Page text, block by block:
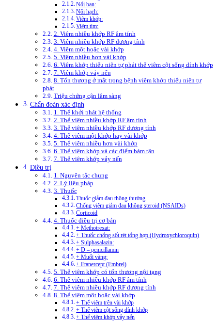
Nổi ban:
Nổi hạch:
Viêm khớp:
Viêm tim:
2. Viêm nhiều khớp RF âm tính
3. Viêm nhiều khớp RF dương tính
4. Viêm một hoặc vài khớp
5. Viêm nhiều hơn vài khớp
6. Viêm khớp thiếu niên tự phát thể viêm cột sống dính khớp
7. Viêm khớp vảy nến
8. Tổn thương ở mắt trong bệnh viêm khớp thiếu niên tự
phát
Triệu chứng cận lâm sàng
Chẩn đoán xác định
1. Thể khởi phát hệ thống
2. Thể viêm nhiều khớp RF âm tính
3. Thể viêm nhiều khớp RF dương tính
4. Thể viêm một khớp hay vài khớp
5. Thể viêm nhiều hơn vài khớp
6. Thể viêm khớp và các điểm bám tận
7. Thể viêm khớp vảy nến
Điều trị
1. Nguyên tắc chung
2. Lý liệu pháp
3. Thuốc
Thuốc giảm đau thông thường
Chống viêm giảm đau không steroid (NSAIDs)
Corticoid
4. Thuốc điều trị cơ bản
+ Methotrexat:
+ Thuốc chống sốt rét tổng hợp (Hydroxychloroquin)
+ Sulphasalazin:
+ D – penicillamin
+ Muối vàng:
+ Etanercept (Embrel)
5. Thể viêm khớp có tổn thương nội tạng
6. Thể viêm nhiều khớp RF âm tính
7. Thể viêm nhiều khớp RF dương tính
8. Thể viêm một hoặc vài khớp
+ Thể viêm trên vài khớp
+ Thể viêm cột sống dính khớp
+ Thể viêm khớp vảy nến